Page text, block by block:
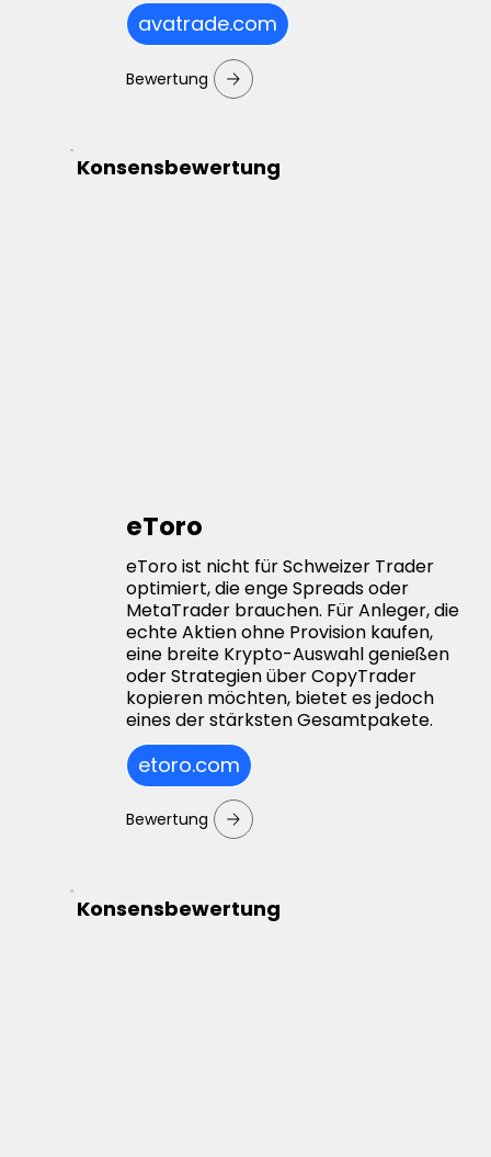
avatrade.com
Bewertung
Konsensbewertung
eToro
eToro ist nicht für Schweizer Trader
optimiert, die enge Spreads oder
MetaTrader brauchen. Für Anleger, die
echte Aktien ohne Provision kaufen,
eine breite Krypto-Auswahl genießen
oder Strategien über CopyTrader
kopieren möchten, bietet es jedoch
eines der stärksten Gesamtpakete.
etoro.com
Bewertung
Konsensbewertung